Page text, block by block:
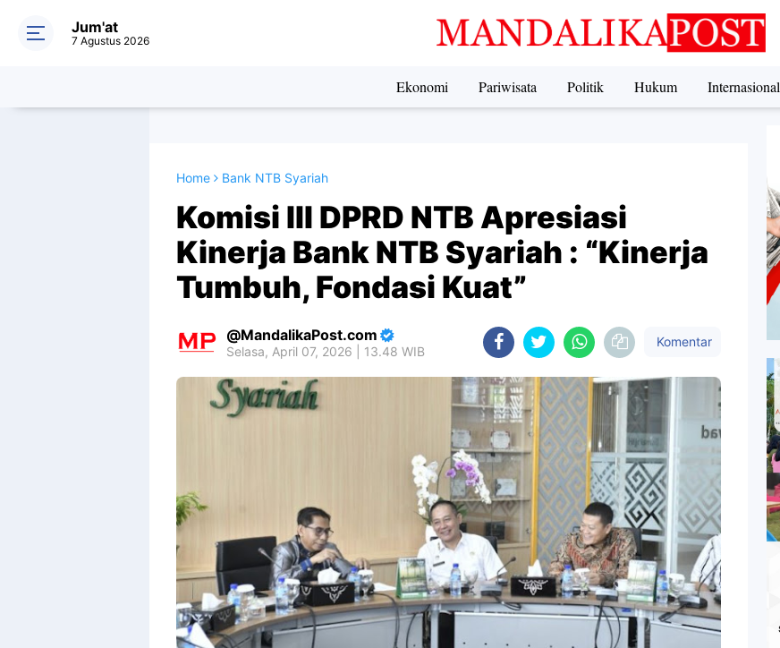
Jum'at
7 Agustus 2026
Ekonomi Pariwisata Politik Hukum Internasional
Home Bank NTB Syariah
Komisi III DPRD NTB Apresiasi
Kinerja Bank NTB Syariah : “Kinerja
Tumbuh, Fondasi Kuat”
MandalikaPost.com
Selasa, April 07, 2026 | 13.48 WIB
Komentar